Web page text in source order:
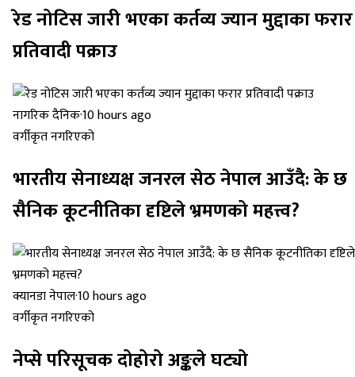
रेड नोटिस जारी भएका कर्तव्य ज्यान मुद्दाका फरार
प्रतिवादी पक्राउ
नागरिक दैनिक·10 hours ago
वर्गीकृत नगरिएको
भारतीय सेनाध्यक्ष जनरल सेठ नेपाल आउँदै: के छ
सैनिक कूटनीतिका दृष्टिले भ्रमणको महत्त्व?
क्यानडा नेपाल·10 hours ago
वर्गीकृत नगरिएको
नेप्से परिसूचक दोहोरो अङ्कले घट्यो